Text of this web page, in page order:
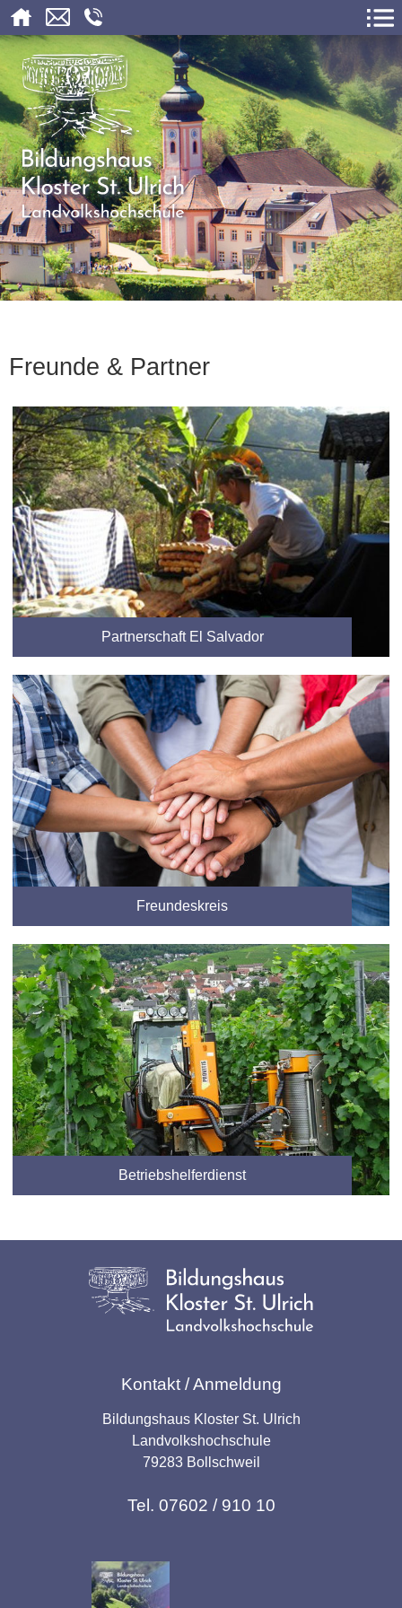
Freunde & Partner
Partnerschaft El Salvador
Freundeskreis
Betriebshelferdienst
Kontakt / Anmeldung
Bildungshaus Kloster St. Ulrich
Landvolkshochschule
79283 Bollschweil
Tel. 07602 / 910 10